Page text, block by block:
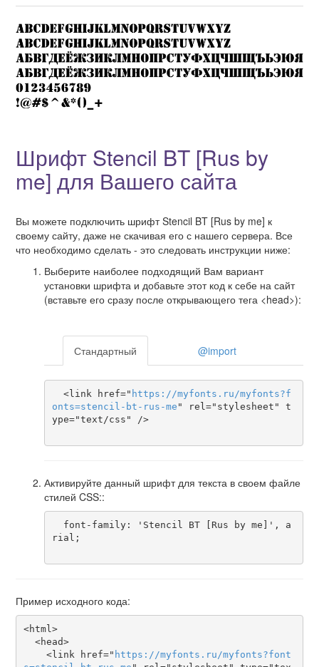
Шрифт Stencil BT [Rus by
me] для Вашего сайта
Вы можете подключить шрифт Stencil BT [Rus by me] к
своему сайту, даже не скачивая его с нашего сервера. Все
что необходимо сделать - это следовать инструкции ниже:
Выберите наиболее подходящий Вам вариант
установки шрифта и добавьте этот код к себе на сайт
(вставьте его сразу после открывающего тега <head>):
Стандартный @import
  <link href="
https ://myfonts . ru /myfonts?f
onts=stencil-bt-rus-me " rel="stylesheet" t
ype="text/css" />
Активируйте данный шрифт для текста в своем файле
стилей CSS::
rial;
Пример исходного кода:
<html>
    <link href="
https ://myfonts . ru /myfonts?font